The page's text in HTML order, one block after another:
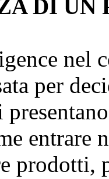
DI UN
nel
per
entrare
prodotti,